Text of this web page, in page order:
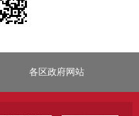
各区政府网站